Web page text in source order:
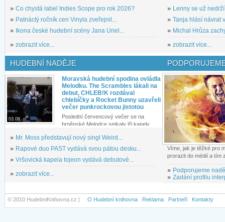
» Co chystá label Indies Scope pro rok 2026?
» Patnáctý ročník cen Vinyla zveřejnil...
» Ikona české hudební scény Jana Uriel...
» zobrazit více...
» Lenny se už
» Tanja hlásí návrat
» Michal Hrůza
» zobrazit více...
HUDEBNÍ NADĚJE
03.08.
Moravská hudební spodina ovládla
Melodku. The Scrambles lákali na
debut, CHLEB!K rozdával
chlebíčky a Rocket Bunny uzavřeli
večer punkrockovou jistotou
Poslední červencový večer se na
brněnské Melodce setkaly tři kapely...
» Mr. Moss představují nový singl Weird...
» Rapové duo PAST vydává svou pátou desku...
» Vršovická kapela tojeon vydává debutové...
» zobrazit více...
Víme, jak je těžké pro
prorazit do médií a tím
» Podporujeme
» Zadání profilu
© 2010 HudebniKnihovna.cz | O Hudební knihovna Reklama Partneři Kontakty